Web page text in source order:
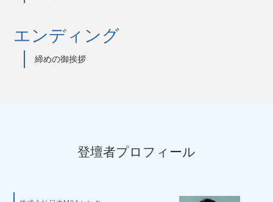
エンディング
締めの御挨拶
登壇者プロフィール